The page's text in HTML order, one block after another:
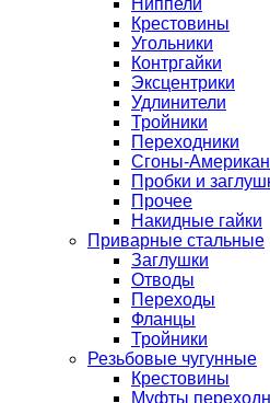
Крестовины
Угольники
Контргайки
Эксцентрики
Удлинители
Тройники
Переходники
Сгоны-
Пробки и
Прочее
Накидные гайки
Приварные стальные
Заглушки
Отводы
Переходы
Фланцы
Тройники
Резьбовые чугунные
Крестовины
Муфты